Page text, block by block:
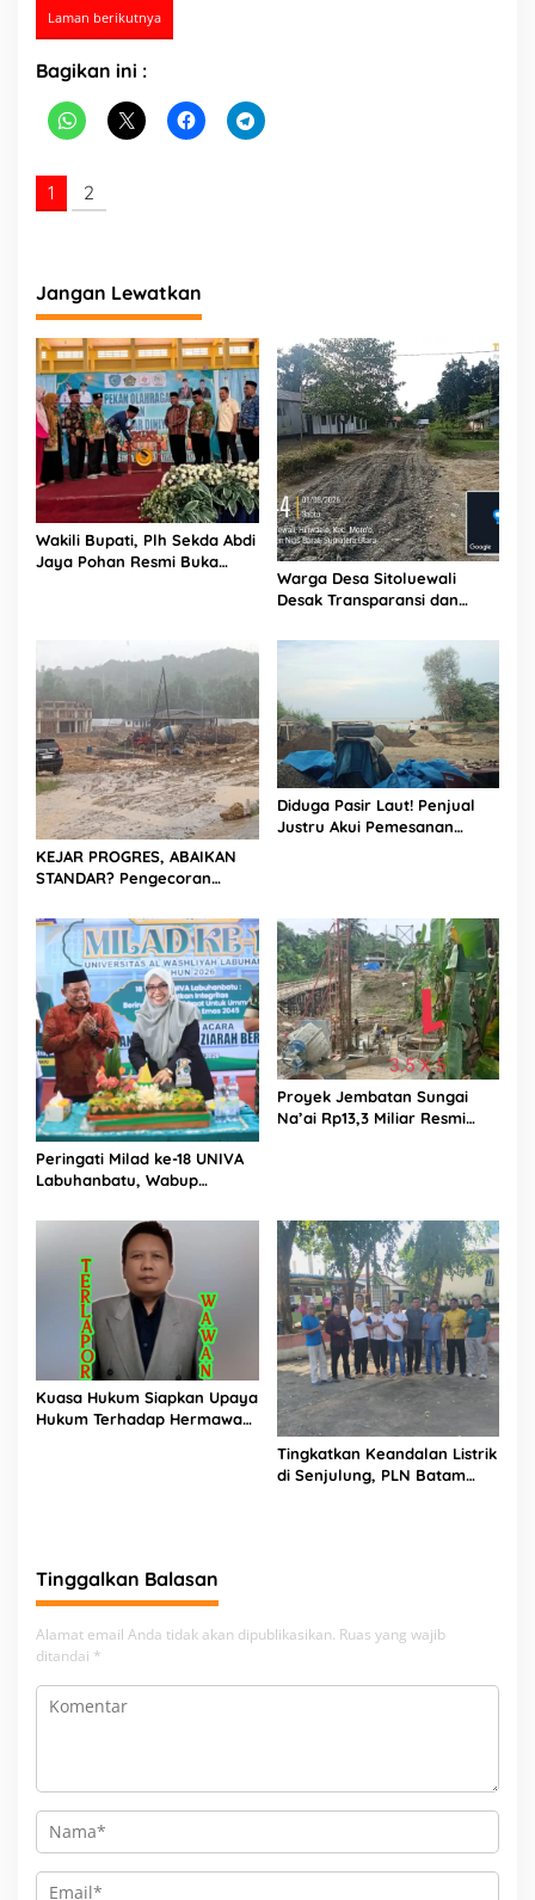
Laman berikutnya
Bagikan ini :
1 2
Jangan Lewatkan
Wakili Bupati, Plh Sekda Abdi
Jaya Pohan Resmi Buka
Warga Desa Sitoluewali
Desak Transparansi dan
Jalan, Diduga Minim
KEJAR PROGRES, ABAIKAN
STANDAR? Pengecoran
Rp87,34 Miliar Sukma Nias,
Konsultan, Pengawas dan
PPK Bungkam
Diduga Pasir Laut! Penjual
Justru Akui Pemesanan
Peringati Milad ke-18 UNIVA
Labuhanbatu, Wabup
Unggul Menuju Indonesia
Proyek Jembatan Sungai
Na’ai Rp13,3 Miliar Resmi
Kuasa Hukum Siapkan Upaya
Hukum Terhadap Hermawan
Tingkatkan Keandalan Listrik
di Senjulung, PLN Batam
Tinggalkan Balasan
Alamat email Anda tidak akan dipublikasikan. Ruas yang wajib
ditandai *